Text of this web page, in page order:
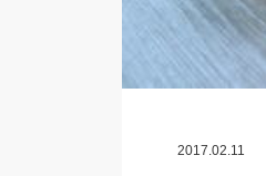
2017.02.11